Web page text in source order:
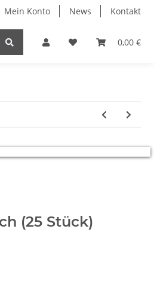
Mein Konto News Kontakt
0,00 €
(25 Stück)